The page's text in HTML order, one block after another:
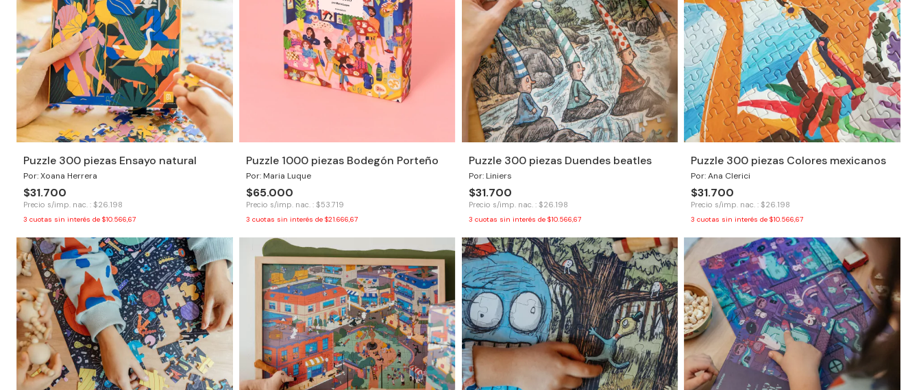
Puzzle 300 piezas Ensayo natural
Por: Xoana Herrera
$31.700
Precio s/imp. nac. : $26.198
3 cuotas sin interés de $10.566,67
Puzzle 1000 piezas Bodegón Porteño
Por: Maria Luque
$65.000
Precio s/imp. nac. : $53.719
3 cuotas sin interés de $21.666,67
Puzzle 300 piezas Duendes beatles
Por: Liniers
$31.700
Precio s/imp. nac. : $26.198
3 cuotas sin interés de $10.566,67
Puzzle 300 piezas Colores mexicanos
Por: Ana Clerici
$31.700
Precio s/imp. nac. : $26.198
3 cuotas sin interés de$10.566,67